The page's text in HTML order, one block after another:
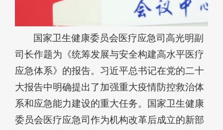
国家卫生健康委员会医疗应急司高光明副
司长作题为《统筹发展与安全构建高水平医疗
应急体系》的报告。习近平总书记在党的二十
大报告中明确提出了加强重大疫情防控救治体
系和应急能力建设的重大任务。国家卫生健康
委员会医疗应急司作为机构改革后成立的新部